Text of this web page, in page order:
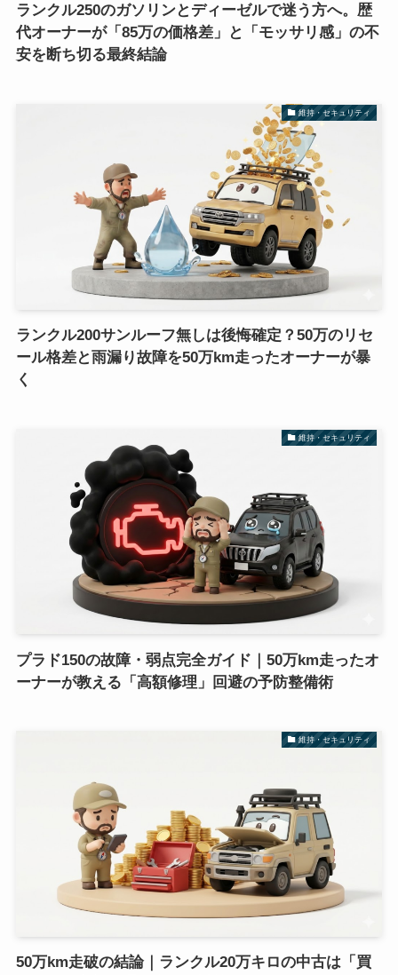
ランクル250のガソリンとディーゼルで迷う方へ。歴
代オーナーが「85万の価格差」と「モッサリ感」の不
安を断ち切る最終結論
維持・セキュリティ
ランクル200サンルーフ無しは後悔確定？50万のリセ
ール格差と雨漏り故障を50万km走ったオーナーが暴
く
維持・セキュリティ
プラド150の故障・弱点完全ガイド｜50万km走ったオ
ーナーが教える「高額修理」回避の予防整備術
維持・セキュリティ
50万km走破の結論｜ランクル20万キロの中古は「買